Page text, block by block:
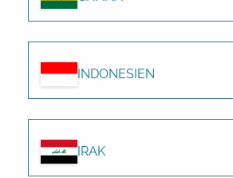
INDONESIEN
IRAK